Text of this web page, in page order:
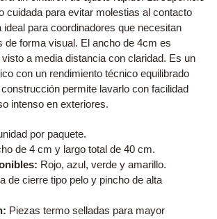
cuidada para evitar molestias al contacto
ideal para coordinadores que necesitan
de forma visual. El ancho de 4cm es
a media distancia con claridad. Es un
con un rendimiento técnico equilibrado
permite lavarlo con facilidad
intenso en exteriores.
por paquete.
de 4 cm y largo total de 40 cm.
Rojo, azul, verde y amarillo.
de cierre tipo pelo y pincho de alta
Piezas termo selladas para mayor